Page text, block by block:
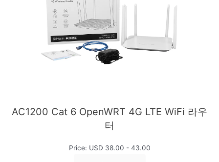
AC1200 Cat 6 OpenWRT 4G LTE WiFi 라우
터
Price: USD 38.00 - 43.00